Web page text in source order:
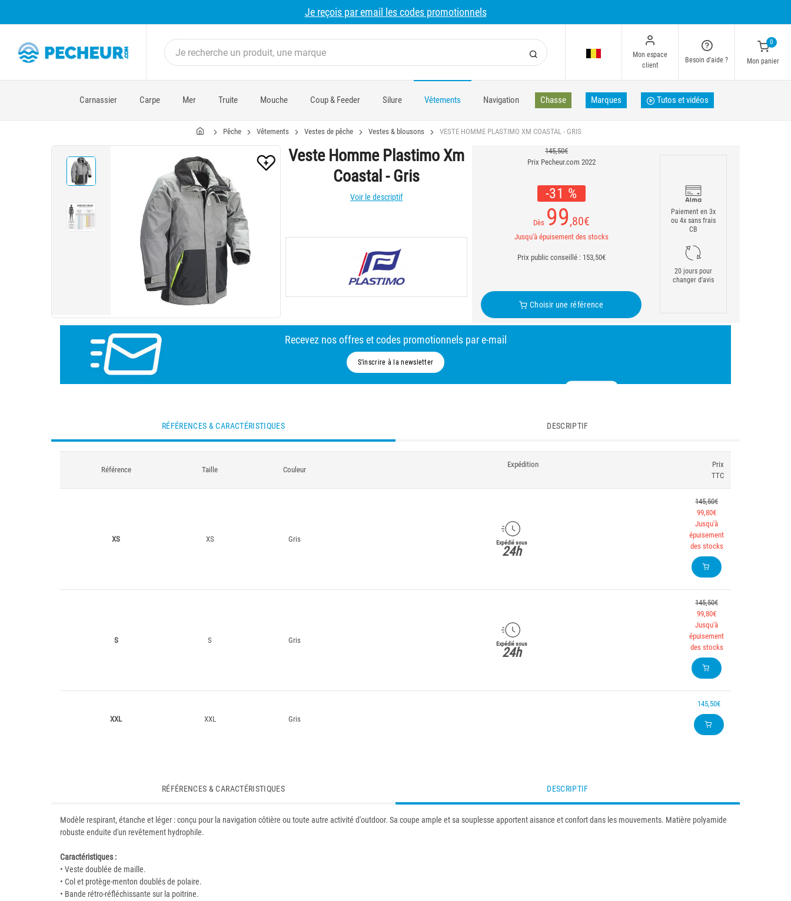
Je reçois par email les codes promotionnels
Mon espace
client
Besoin d'aide ?
0
Mon panier
Carnassier Carpe Mer Truite Mouche Coup & Feeder Silure Vêtements Navigation Chasse Marques Tutos et vidéos
Pêche Vêtements Vestes de pêche Vestes & blousons VESTE HOMME PLASTIMO XM COASTAL - GRIS
Veste Homme Plastimo Xm
Coastal - Gris
Voir le descriptif
145,50€
Prix Pecheur.com 2022
-31 %
Dès 99,80€
Jusqu'à épuisement des stocks
Prix public conseillé : 153,50€
Choisir une référence
Paiement en 3x
ou 4x sans frais
CB
20 jours pour
changer d'avis
Recevez nos offres et codes promotionnels par e-mail
S’inscrire à la newsletter
RÉFÉRENCES & CARACTÉRISTIQUES DESCRIPTIF
Référence Taille Couleur
Expédition
Prix
TTC
XS XS Gris Expédié sous
24h
145,50€
99,80€
Jusqu'à
épuisement
des stocks
S S Gris Expédié sous
24h
145,50€
99,80€
Jusqu'à
épuisement
des stocks
XXL XXL Gris
145,50€
RÉFÉRENCES & CARACTÉRISTIQUES DESCRIPTIF
Modèle respirant, étanche et léger : conçu pour la navigation côtière ou toute autre activité d'outdoor. Sa coupe ample et sa souplesse apportent aisance et confort dans les mouvements. Matière polyamide
robuste enduite d'un revêtement hydrophile.
Caractéristiques :
• Veste doublée de maille.
• Col et protège-menton doublés de polaire.
• Bande rétro-réfléchissante sur la poitrine.